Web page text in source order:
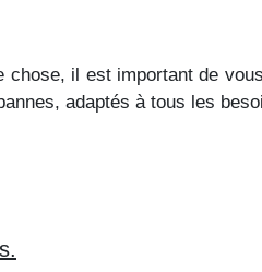
chose, il est important de
adaptés à tous les